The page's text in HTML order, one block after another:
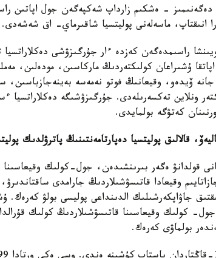
دەگەنىمىز - ەشكىم زارداپ شەكپەگەن جول اپاتىن
انىقتاپ، ماسەلەنى پوليتسيا شاقىرماي- اق شەشەدى.
راسىمدەگەن كەزدە ءار جۇرگىزۋشى
ۇشىراعان كولىكتەردىڭ ماركاسىن، مودەلىن،
جانە ۆيدەو، وقيعانىڭ فوتو نەمەسە
كەتۋگە بولمايدى.
قالالىق پوليتسيا دەپارتامەنتىنىڭ پاترۋلدىك
وقيعادا قاتىسۋشىلاردىڭ جارامدى
جاۋاپكەرشىلىك الدىنداعى پوليسى بولۋ
كولىك وقيعاسىنا قاتىسۋشىلاردىڭ كولىك
بولماۋى كەرەك.